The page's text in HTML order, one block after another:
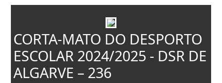
CORTA-MATO DO DESPORTO
ESCOLAR 2024/2025 - DSR DE
ALGARVE – 236